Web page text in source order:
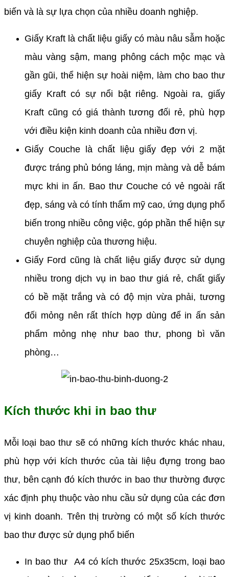
biến và là sự lựa chọn của nhiều doanh nghiệp.
Giấy Kraft là chất liệu giấy có màu nâu sẫm hoặc
màu vàng sậm, mang phông cách mộc mạc và
gần gũi, thể hiện sự hoài niệm, làm cho bao thư
giấy Kraft có sự nổi bật riêng. Ngoài ra, giấy
Kraft cũng có giá thành tương đối rẻ, phù hợp
với điều kiện kinh doanh của nhiều đơn vị.
Giấy Couche là chất liệu giấy đẹp với 2 mặt
được tráng phủ bóng láng, mịn màng và dễ bám
mực khi in ấn. Bao thư Couche có vẻ ngoài rất
đẹp, sáng và có tính thẩm mỹ cao, ứng dụng phổ
biến trong nhiều công việc, góp phần thể hiện sự
chuyên nghiệp của thương hiệu.
Giấy Ford cũng là chất liệu giấy được sử dụng
nhiều trong dịch vụ in bao thư giá rẻ, chất giấy
có bề mặt trắng và có độ mịn vừa phải, tương
đối mỏng nên rất thích hợp dùng để in ấn sản
phẩm mỏng nhẹ như bao thư, phong bì văn
phòng…
Kích thước khi in bao thư
Mỗi loại bao thư sẽ có những kích thước khác nhau,
phù hợp với kích thước của tài liệu đựng trong bao
thư, bên cạnh đó kích thước in bao thư thường được
xác định phụ thuộc vào nhu cầu sử dụng của các đơn
vị kinh doanh. Trên thị trường có một số kích thước
bao thư được sử dụng phổ biến
In bao thư A4 có kích thước 25x35cm, loại bao